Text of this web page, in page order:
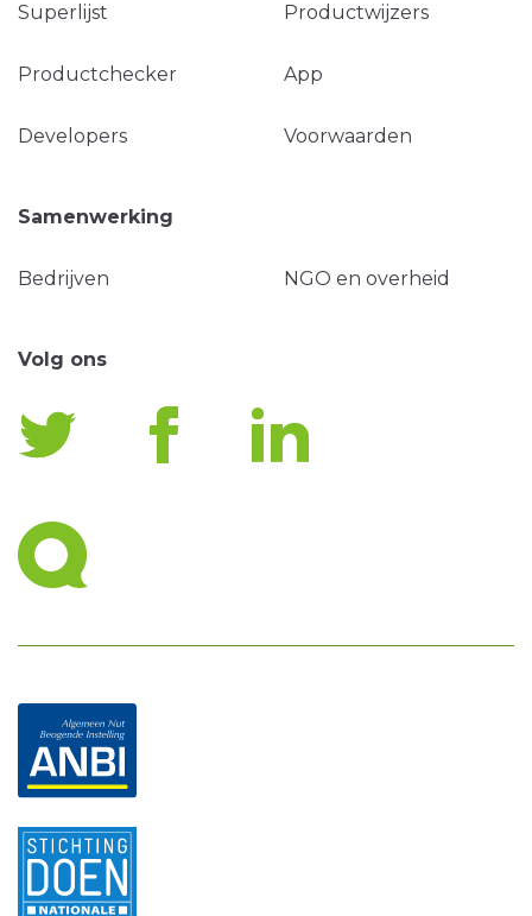
Superlijst Productwijzers
Productchecker App
Developers Voorwaarden
Samenwerking
Bedrijven NGO en overheid
Volg ons